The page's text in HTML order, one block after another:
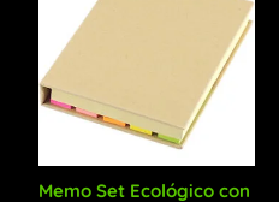
Memo Set Ecológico con